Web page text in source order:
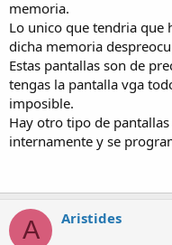
memoria.
Lo unico que tendria que
dicha memoria
Estas pantallas son de
tengas la pantalla vga
imposible.
Hay otro tipo de
internamente y se
A Aristides